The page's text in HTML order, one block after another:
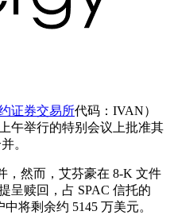
证券交易所代码：IVAN）
午举行的特别会议上批准其
。
，然而，艾芬豪在 8-K 文件
呈赎回，占 SPAC 信托的
将剩余约 5145 万美元。